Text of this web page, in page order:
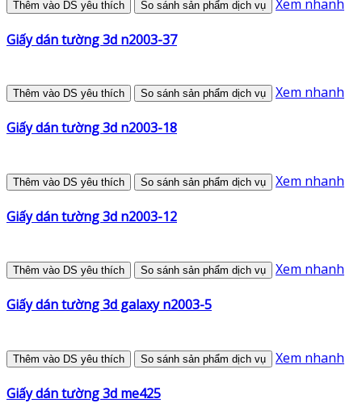
Thêm vào DS yêu thích So sánh sản phẩm dịch vụ Xem nhanh
Giấy dán tường 3d n2003-37
Thêm vào DS yêu thích So sánh sản phẩm dịch vụ Xem nhanh
Giấy dán tường 3d n2003-18
Thêm vào DS yêu thích So sánh sản phẩm dịch vụ Xem nhanh
Giấy dán tường 3d n2003-12
Thêm vào DS yêu thích So sánh sản phẩm dịch vụ Xem nhanh
Giấy dán tường 3d galaxy n2003-5
Thêm vào DS yêu thích So sánh sản phẩm dịch vụ Xem nhanh
Giấy dán tường 3d me425